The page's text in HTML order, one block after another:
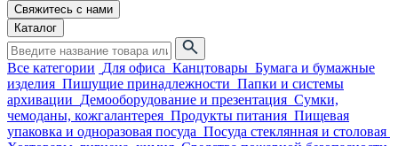
Свяжитесь с нами
Каталог
Все категории Для офиса Канцтовары Бумага и бумажные
изделия Пишущие принадлежности Папки и системы
архивации Демооборудование и презентация Сумки,
чемоданы, кожгалантерея Продукты питания Пищевая
упаковка и одноразовая посуда Посуда стеклянная и столовая